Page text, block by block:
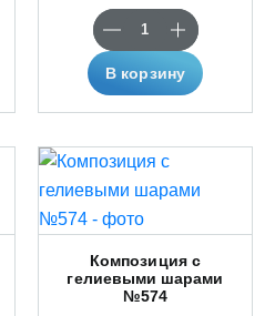
В корзину
Композиция с
гелиевыми шарами
№574